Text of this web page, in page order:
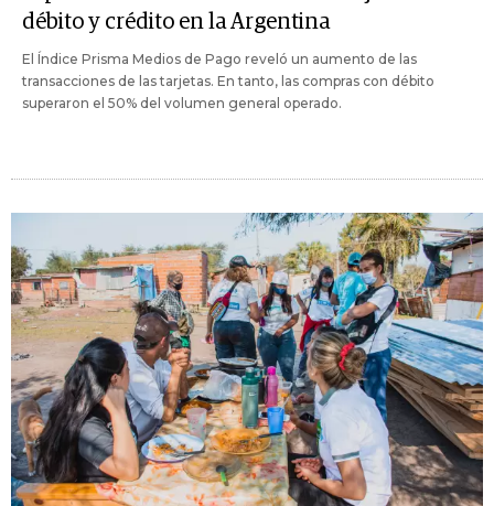
débito y crédito en la Argentina
El Índice Prisma Medios de Pago reveló un aumento de las
transacciones de las tarjetas. En tanto, las compras con débito
superaron el 50% del volumen general operado.